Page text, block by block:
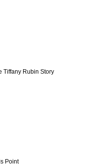
Tiffany Rubin Story
Point